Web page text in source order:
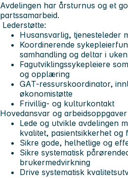
Avdelingen har årsturnus og et
partssamarbeid.
Lederstøtte:
Husansvarlig, tjenesteleder
Koordinerende
samhandling og deltar i
Fagutviklingssykepleiere
og opplæring
GAT-ressurskoordinator,
økonomistøtte
Frivillig- og kulturkontakt
Hovedansvar og arbeidsoppgaver
Lede og utvikle avdelingen
kvalitet, pasientsikkerhet og
Sikre gode, helhetlige og
Sikre systematisk
brukermedvirkning
Drive systematisk